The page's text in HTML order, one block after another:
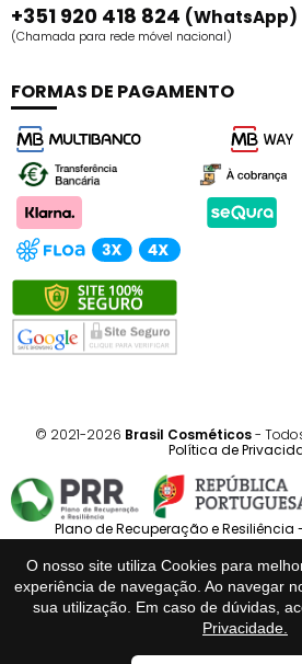
O nosso site utiliza Cookies para
experiência de navegação. Ao navegar
sua utilização. Em caso de dúvidas,
Privacidade.
+351 920 418 824 (WhatsApp)
(Chamada para rede móvel nacional)
FORMAS DE PAGAMENTO
© 2021-2026 Brasil Cosméticos-
Política de
Plano de Recuperação e Resiliência
Português